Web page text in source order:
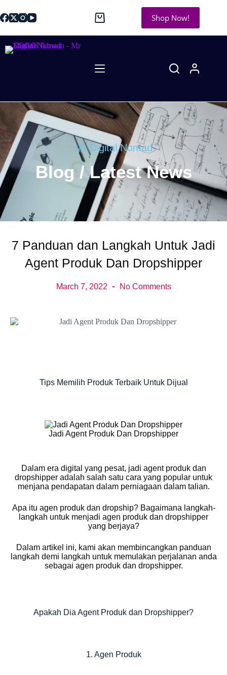
Shop Now!
Mr Digital Nomad
Blog / Latest News
7 Panduan dan Langkah Untuk Jadi
Agent Produk Dan Dropshipper
March 7, 2022 No Comments
Tips Memilih Produk Terbaik Untuk Dijual
Jadi Agent Produk Dan Dropshipper
Dalam era digital yang pesat, jadi agent produk dan
dropshipper adalah salah satu cara yang popular untuk
menjana pendapatan dalam perniagaan dalam talian.
Apa itu agen produk dan dropship? Bagaimana langkah-
langkah untuk menjadi agen produk dan dropshipper
yang berjaya?
Dalam artikel ini, kami akan membincangkan panduan
langkah demi langkah untuk memulakan perjalanan anda
sebagai agen produk dan dropshipper.
Apakah Dia Agent Produk dan Dropshipper?
1. Agen Produk